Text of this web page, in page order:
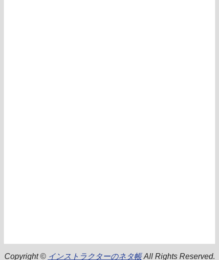
Copyright © インストラクターのネタ帳All Rights Reserved.